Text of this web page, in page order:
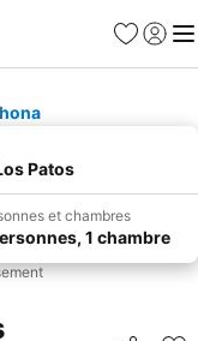
Favoris
Se
Patos
et chambres
1 chambre